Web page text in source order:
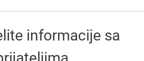
informacije sa